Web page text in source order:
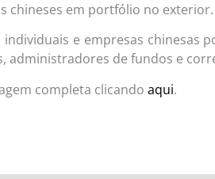
chineses em portfólio no exterior.
individuais e empresas chinesas
administradores de fundos e
completa clicando aqui.